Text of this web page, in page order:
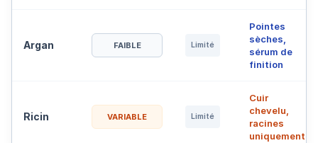
Argan FAIBLE Limité
Pointes
sèches,
sérum de
finition
Ricin VARIABLE Limité
Cuir
chevelu,
racines
uniquement